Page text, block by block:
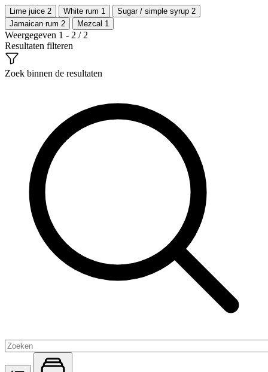
Lime juice 2 White rum 1 Sugar / simple syrup 2
Jamaican rum 2 Mezcal 1
Weergegeven 1 - 2 / 2
Resultaten filteren
Zoek binnen de resultaten